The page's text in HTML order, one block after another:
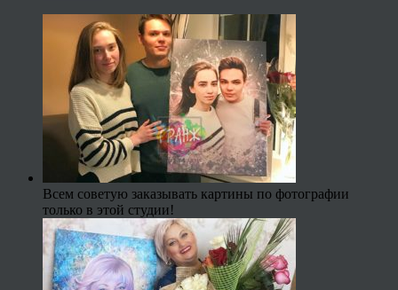
Всем советую заказывать картины по фотографии
только в этой студии!